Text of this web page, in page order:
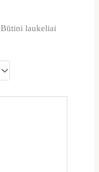
Būtini laukeliai